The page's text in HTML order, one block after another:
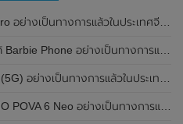
รีเมี่ยม ทนทาน และแบตเตอรี่สุดอึดขนาดใหญ่ 6,500mAh พร้อมรองรับการชาร์จไว 80W
อย่างเป็นทางการแล้ว มาพร้อมธีมสีชมพูสดใส
ย่างเป็นทางการแล้วในประเทศอินเดีย
งเป็นทางการแล้วในประเทศไทย ในราคา 8,499 บาท